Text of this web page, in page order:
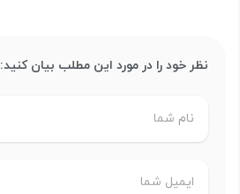
نظر خود را در مورد این مطلب بیان کنید: